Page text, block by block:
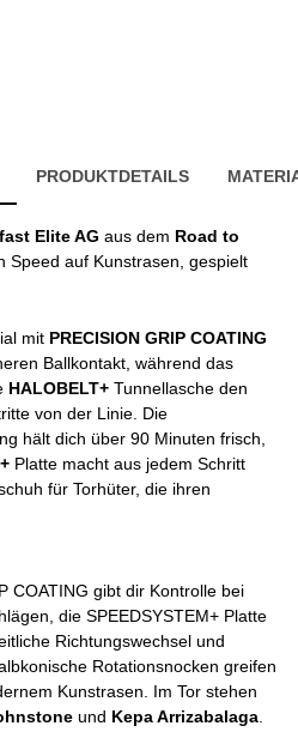
PRODUKTDETAILS
Elite AG aus dem Road to
Speed auf Kunstrasen, gespielt
mit PRECISION GRIP COATING
Ballkontakt, während das
HALOBELT+ Tunnellasche den
von der Linie. Die
hält dich über 90 Minuten frisch,
Platte macht aus jedem Schritt
für Torhüter, die ihren
COATING gibt dir Kontrolle bei
die SPEEDSYSTEM+ Platte
Richtungswechsel und
Rotationsnocken greifen
Kunstrasen. Im Tor stehen
und Kepa Arrizabalaga